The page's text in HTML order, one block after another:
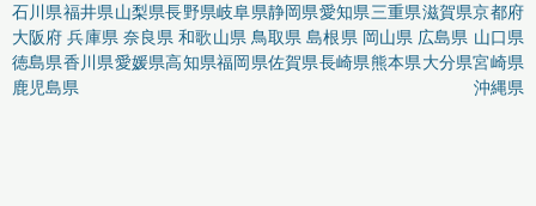
石川県福井県山梨県長野県岐阜県静岡県愛知県三重県滋賀県京都府
大阪府 兵庫県 奈良県 和歌山県 鳥取県 島根県 岡山県 広島県 山口県
徳島県香川県愛媛県高知県福岡県佐賀県長崎県熊本県大分県宮崎県
鹿児島県
沖縄県